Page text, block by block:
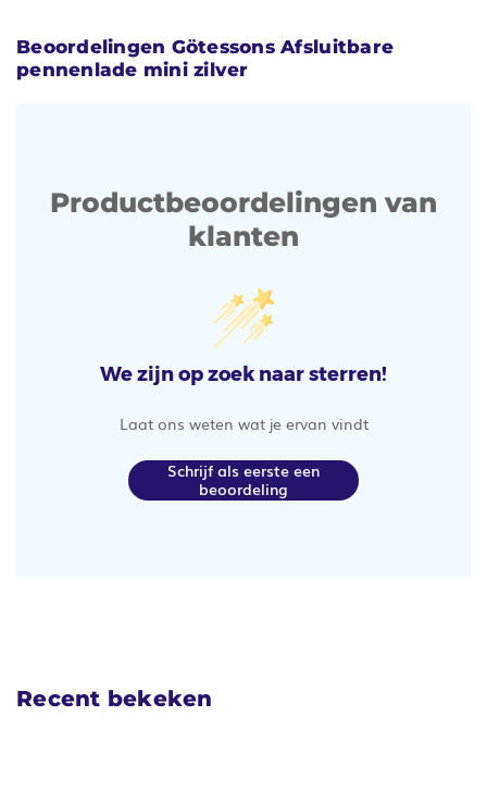
Beoordelingen Götessons Afsluitbare
pennenlade mini zilver
Productbeoordelingen van
klanten
We zijn op zoek naar sterren!
Laat ons weten wat je ervan vindt
Schrijf als eerste een
beoordeling
Recent bekeken